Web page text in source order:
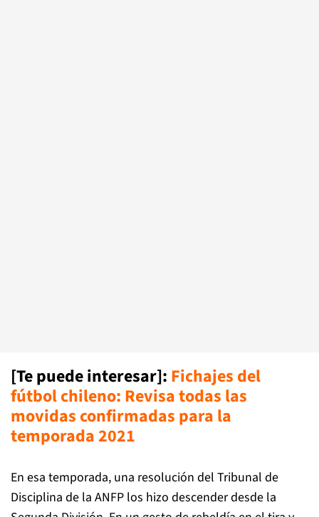
[Te puede interesar]: Fichajes del
fútbol chileno: Revisa todas las
movidas confirmadas para la
temporada 2021
En esa temporada, una resolución del Tribunal de
Disciplina de la ANFP los hizo descender desde la